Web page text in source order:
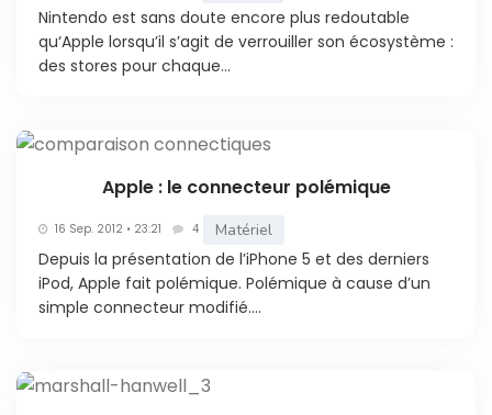
Nintendo est sans doute encore plus redoutable
qu‘Apple lorsqu’il s’agit de verrouiller son écosystème :
des stores pour chaque...
Apple : le connecteur polémique
16 Sep. 2012 • 23:21 4 Matériel
Depuis la présentation de l’iPhone 5 et des derniers
iPod, Apple fait polémique. Polémique à cause d’un
simple connecteur modifié....